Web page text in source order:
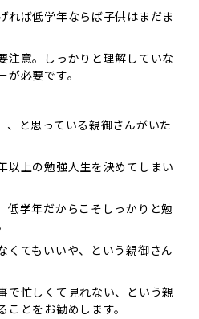
れば低学年ならば子供はまだま
注意。しっかりと理解していな
必要です。
、と思っている親御さんがいた
以上の勉強人生を決めてしまい
低学年だからこそしっかりと勉
くてもいいや、という親御さん
で忙しくて見れない、という親
とをお勧めします。